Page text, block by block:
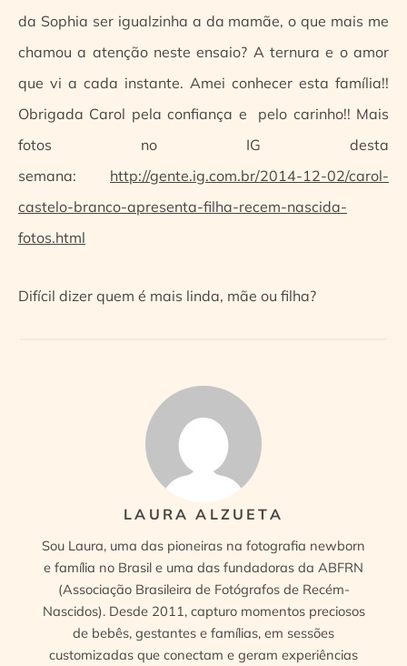
da Sophia ser igualzinha a da mamãe, o que mais me
chamou a atenção neste ensaio? A ternura e o amor
que vi a cada instante. Amei conhecer esta família!!
Obrigada Carol pela confiança e pelo carinho!! Mais
fotos no IG desta
semana: http://gente.ig.com.br/2014-12-02/carol-
castelo-branco-apresenta-filha-recem-nascida-
fotos.html
Difícil dizer quem é mais linda, mãe ou filha?
LAURA ALZUETA
Sou Laura, uma das pioneiras na fotografia newborn
e família no Brasil e uma das fundadoras da ABFRN
(Associação Brasileira de Fotógrafos de Recém-
Nascidos). Desde 2011, capturo momentos preciosos
de bebês, gestantes e famílias, em sessões
customizadas que conectam e geram experiências